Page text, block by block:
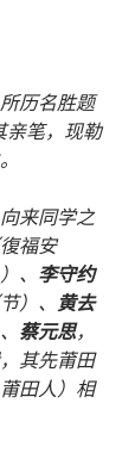
历名胜题
亲笔，现勒
来同学之
福安
、 李守约
）、
黄去
蔡元思，
其先莆田
田人）相